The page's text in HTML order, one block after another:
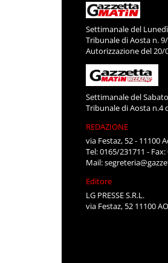
Settimanale del
Tribunale di Aosta n.
Autorizzazione del 20/
Settimanale del
Tribunale di Aosta n.4
REDAZIONE
via Festaz, 52 - 11100
Tel: 0165/231711 -
Mail:
Editore
LG PRESSE S.R.L.
via Festaz, 52 11100